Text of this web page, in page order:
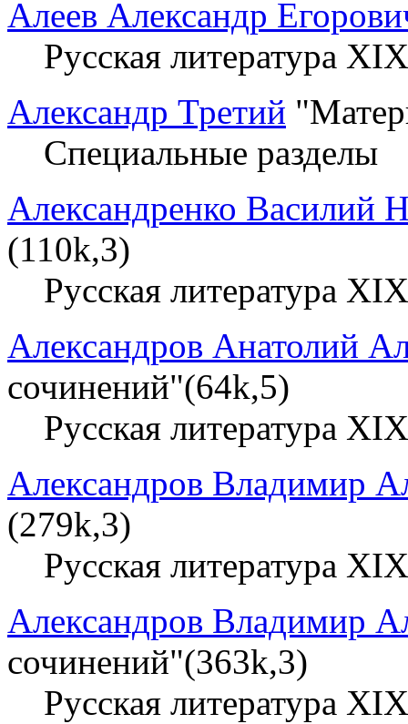
Алеев Александр
Русская литература
Александр Третий
Специальные разделы
Александренко Василий
(110k,3)
Русская литература
Александров Анатолий
сочинений"(64k,5)
Русская литература
Александров Владимир
(279k,3)
Русская литература
Александров Владимир
сочинений"(363k,3)
Русская литература